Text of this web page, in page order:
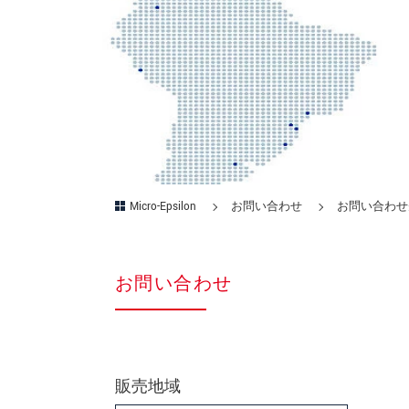
Micro-Epsilon お問い合わせ お問い合わ
お問い合わせ
販売地域